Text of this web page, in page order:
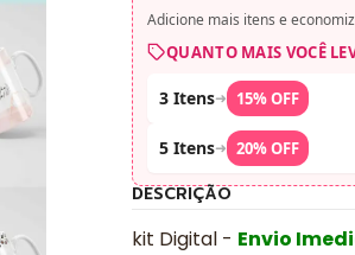
Adicione mais itens e
QUANTO MAIS VOCÊ
3 Itens➜ 15% OFF
5 Itens➜ 20% OFF
DESCRIÇÃO
kit Digital - Envio